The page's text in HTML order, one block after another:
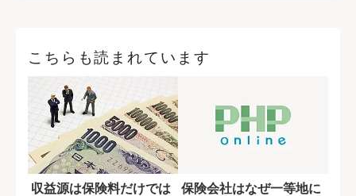
こちらも読まれています
収益源は保険料だけでは
保険会社はなぜ一等地に